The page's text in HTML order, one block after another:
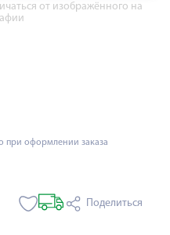
от изображённого на
при оформлении заказа
Поделиться